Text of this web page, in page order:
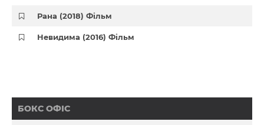
Рана (2018) Фільм
Невидима (2016) Фільм
БОКС ОФІС